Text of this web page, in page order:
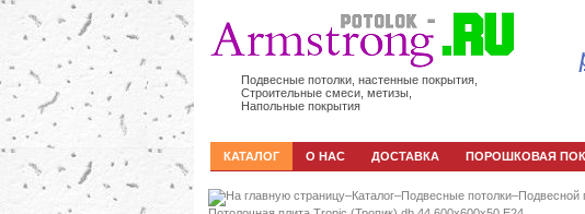
Подвесные потолки, настенные покрытия,
Строительные смеси, метизы,
Напольные покрытия
КАТАЛОГ О НАС ДОСТАВКА ПОРОШКОВАЯ
–Каталог–Подвесные потолки–Подвесной